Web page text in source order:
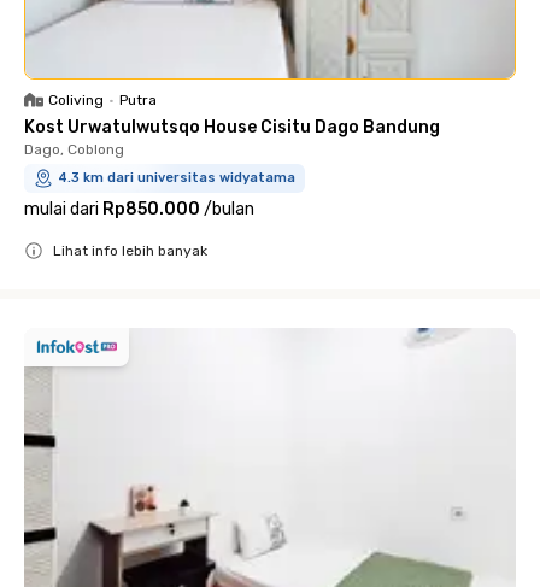
Coliving • Putra
Kost Urwatulwutsqo House Cisitu Dago Bandung
Dago, Coblong
4.3 km dari universitas widyatama
mulai dari Rp850.000 /bulan
Lihat info lebih banyak